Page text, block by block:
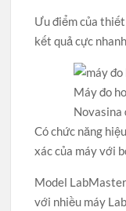
Ưu điểm của thiết
kết quả cực
Máy đo
Novasina
Có chức năng
xác của máy với
Model
với nhiều máy